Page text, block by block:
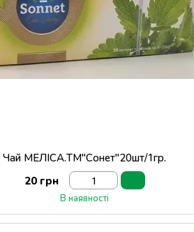
Чай МЕЛІСА.ТМ"Сонет"20шт/1гр.
20 грн
В наявності